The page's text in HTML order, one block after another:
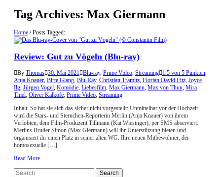
Tag Archives: Max Giermann
Home /Posts Tagged:
Review: Gut zu Vögeln (Blu-ray)
By Thomas 30. Mai 2021 Blu-ray, Prime Video, Streaming 1.5 von 5 Punkten,
Anja Knauer, Birte Glang, Blu-Ray, Christian Tramitz, Florian David Fitz, Joyce
Ilg, Jürgen Vogel, Komödie, Liebesfilm, Max Giermann, Max von Thun, Mira
Thiel, Oliver Kalkofe, Prime Video, Streaming
Inhalt: So hat sie sich das sicher nicht vorgestellt: Unmittelbar vor der Hochzeit
wird die Stars- und Sternchen-Reporterin Merlin (Anja Knauer) von ihrem
Verlobten, dem Film-Produzent Tillmann (Kai Wiesinger), per SMS abserviert.
Merlins Bruder Simon (Max Giermann) will ihr Unterstützung bieten und
organisiert ihr einen Platz in seiner alten WG. Ihre neuen Mitbewohner, der
homosexuelle […]
Read More